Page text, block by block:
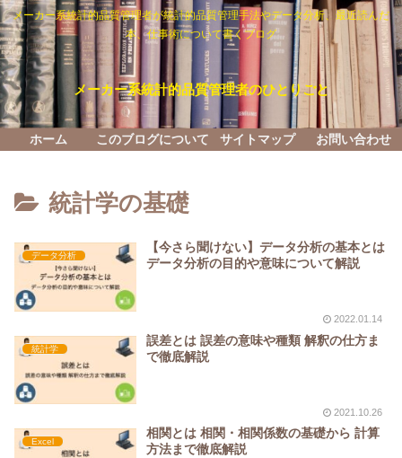
メーカー系統計的品質管理者が統計的品質管理手法やデータ分析、最近読んだ
本、仕事術について書くブログ
メーカー系統計的品質管理者のひとりごと
ホーム このブログについて サイトマップ お問い合わせ
統計学の基礎
データ分析
【今さら聞けない】データ分析の基本とは
データ分析の目的や意味について解説
2022.01.14
統計学
誤差とは 誤差の意味や種類 解釈の仕方ま
で徹底解説
2021.10.26
Excel
相関とは 相関・相関係数の基礎から 計算
方法まで徹底解説